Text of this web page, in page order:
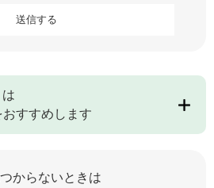
すすめします
からないときは